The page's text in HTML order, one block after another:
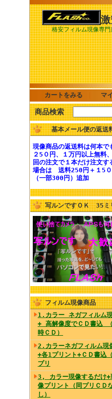
格安フィルム現像専
カートをみる マ
商品検索
基本メール便の返送
現像商品の返送料は何本で
２5０円、１万円以上無料
回の注文で１本だけ注文す
場合は 送料250円 ＋１5
（一部300円）追加
写ルンですＯＫ 35ミ
フィルム現像商品
1.カラー ネガフィルム
+ 高解像度でＣＤ書込
時ＣＤ）
2.カラーネガフィルム現
+各1プリント+ＣＤ書込
プリ
3, カラー現像するだけ+
像プリント（同プリＣＤ
し）